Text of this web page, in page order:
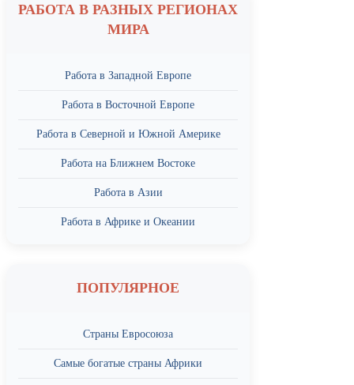
РАБОТА В РАЗНЫХ РЕГИОНАХ
МИРА
Работа в Западной Европе
Работа в Восточной Европе
Работа в Северной и Южной Америке
Работа на Ближнем Востоке
Работа в Азии
Работа в Африке и Океании
ПОПУЛЯРНОЕ
Страны Евросоюза
Самые богатые страны Африки